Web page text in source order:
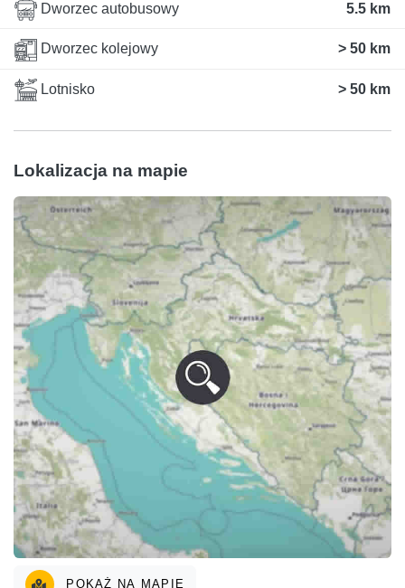
Dworzec autobusowy 5.5 km
Dworzec kolejowy > 50 km
Lotnisko > 50 km
Lokalizacja na mapie
POKAŻ NA MAPIE